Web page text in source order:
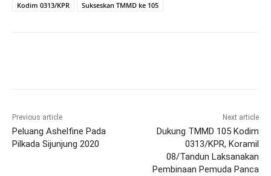
Kodim 0313/KPR
Sukseskan TMMD ke 105
Previous article
Peluang Ashelfine Pada
Pilkada Sijunjung 2020
Next article
Dukung TMMD 105 Kodim
0313/KPR, Koramil
08/Tandun Laksanakan
Pembinaan Pemuda Panca